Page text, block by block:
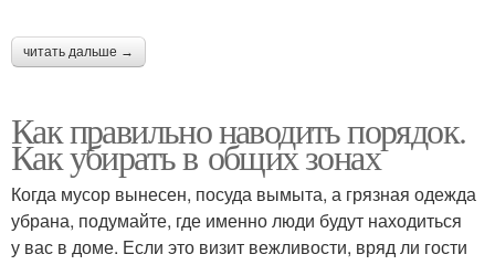
читать дальше →
Как правильно наводить порядок.
Как убирать в общих зонах
Когда мусор вынесен, посуда вымыта, а грязная одежда
убрана, подумайте, где именно люди будут находиться
у вас в доме. Если это визит вежливости, вряд ли гости